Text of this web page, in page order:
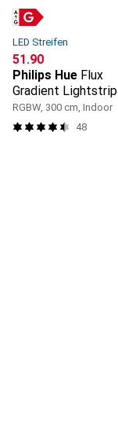
LED Streifen
CHF
51.90
Philips Hue Flux
Gradient Lightstrip
RGBW, 300 cm, Indoor
48